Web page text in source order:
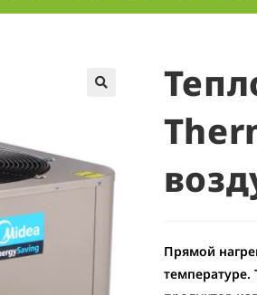
Прямой
температуре.